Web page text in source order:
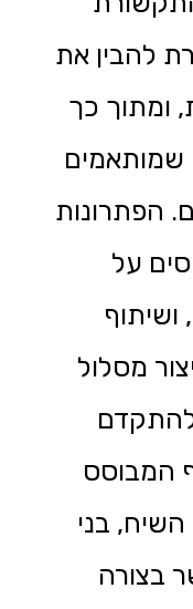
להבין את
ומתוך כך
שמותאמים
הפתרונות
על
ושיתוף
מסלול
להתקדם
המבוסס
בני
בצורה